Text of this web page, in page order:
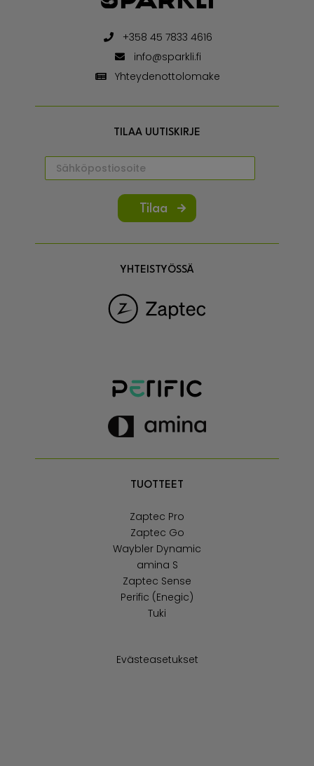
+358 45 7833 4616
info@sparkli.fi
Yhteydenottolomake
TILAA UUTISKIRJE
Tilaa
YHTEISTYÖSSÄ
TUOTTEET
Zaptec Pro
Zaptec Go
Waybler Dynamic
amina S
Zaptec Sense
Perific (Enegic)
Tuki
Evästeasetukset